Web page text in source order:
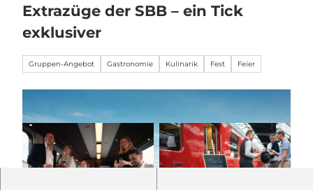
Extrazüge der SBB – ein Tick
exklusiver
Gruppen-Angebot Gastronomie Kulinarik Fest Feier